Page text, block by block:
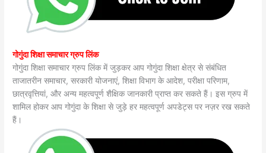
गोगुंदा शिक्षा समाचार ग्रुप लिंक
गोगुंदा शिक्षा समाचार ग्रुप लिंक में जुड़कर आप गोगुंदा शिक्षा क्षेत्र से संबंधित
ताजातरीन समाचार, सरकारी योजनाएं, शिक्षा विभाग के आदेश, परीक्षा परिणाम,
छात्रवृत्तियां, और अन्य महत्वपूर्ण शैक्षिक जानकारी प्राप्त कर सकते हैं। इस ग्रुप में
शामिल होकर आप गोगुंदा के शिक्षा से जुड़े हर महत्वपूर्ण अपडेट्स पर नज़र रख सकते
हैं।